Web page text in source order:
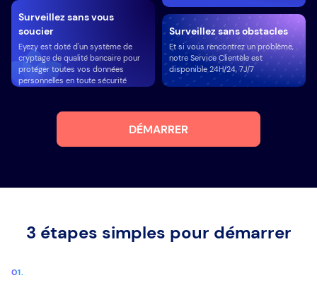
Surveillez sans vous
soucier
Eyezy est doté d'un système de
cryptage de qualité bancaire pour
protéger toutes vos données
personnelles en toute sécurité
Surveillez sans obstacles
Et si vous rencontrez un problème,
notre Service Clientèle est
disponible 24H/24, 7J/7
DÉMARRER
3 étapes simples pour démarrer